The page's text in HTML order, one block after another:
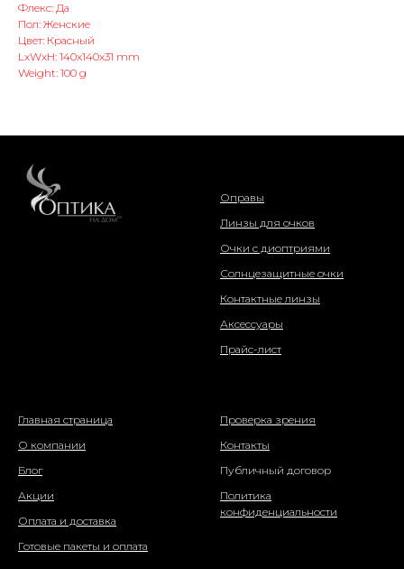
Флекс: Да
Пол: Женские
Цвет: Красный
LxWxH: 140x140x31 mm
Weight: 100 g
Оправы
Линзы для очков
Очки с диоптриями
Солнцезащитные очки
Контактные линзы
Аксессуары
Прайс-лист
Главная страница
О компании
Блог
Акции
Оплата и доставка
Готовые пакеты и оплата
Проверка зрения
Контакты
Публичный договор
Политика
конфиденциальности